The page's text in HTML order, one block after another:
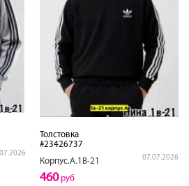
Толстовка
#23426737
Корпус.А.1В-21
07.07.2026
460руб